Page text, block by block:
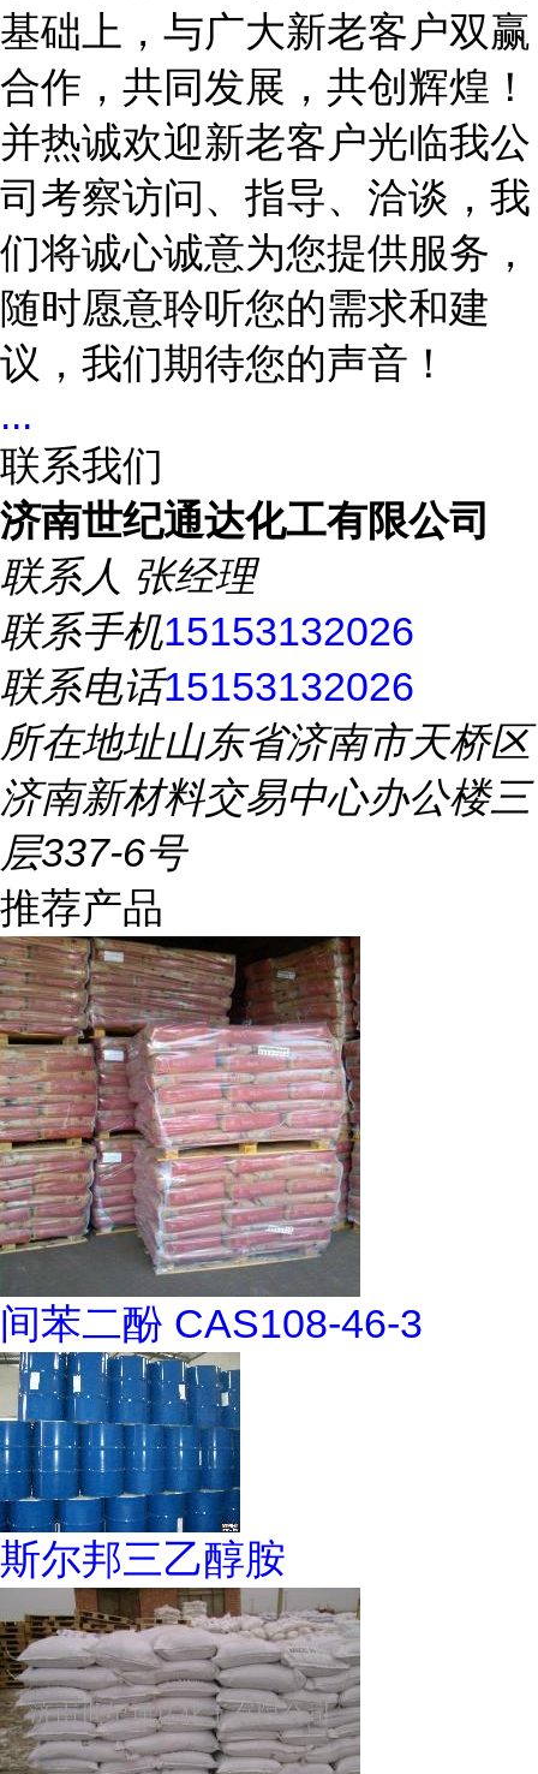
基础上，与广大新老客户双赢
合作，共同发展，共创辉煌！
并热诚欢迎新老客户光临我公
司考察访问、指导、洽谈，我
们将诚心诚意为您提供服务，
随时愿意聆听您的需求和建
议，我们期待您的声音！
...
联系我们
济南世纪通达化工有限公司
联系人 张经理
联系手机15153132026
联系电话15153132026
所在地址山东省济南市天桥区
济南新材料交易中心办公楼三
层337-6号
推荐产品
间苯二酚 CAS108-46-3
斯尔邦三乙醇胺